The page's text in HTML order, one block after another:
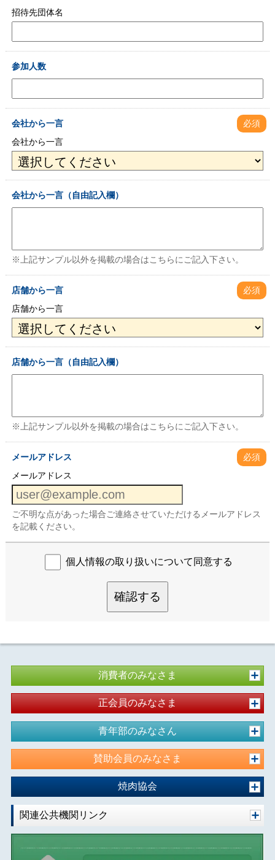
招待先団体名
参加人数
会社から一言
必須
会社から一言
会社から一言（自由記入欄）
※上記サンプル以外を掲載の場合はこちらにご記入下さい。
店舗から一言
必須
店舗から一言
店舗から一言（自由記入欄）
※上記サンプル以外を掲載の場合はこちらにご記入下さい。
メールアドレス
必須
メールアドレス
ご不明な点があった場合ご連絡させていただけるメールアドレス
を記載ください。
個人情報の取り扱いについて同意する
確認する
消費者のみなさま
正会員のみなさま
青年部のみなさん
賛助会員のみなさま
焼肉協会
関連公共機関リンク